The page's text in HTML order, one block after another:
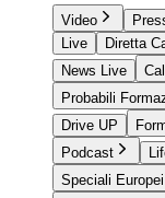
Video
Live
Diretta
News Live
Probabili
Drive UP
Podcast
Speciali Europei